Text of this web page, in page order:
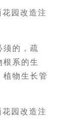
须的，疏
根系的生
植物生长管